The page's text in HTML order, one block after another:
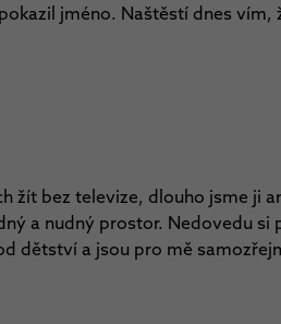
jméno. Naštěstí dnes
žít bez televize, dlouho jsme ji
a nudný prostor. Nedovedu
dětství a jsou pro mě